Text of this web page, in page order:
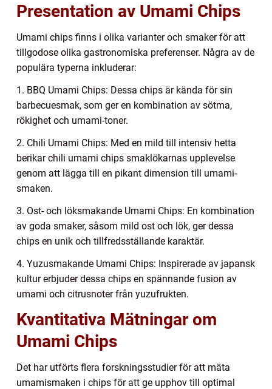
Presentation av Umami Chips
Umami chips finns i olika varianter och smaker för att
tillgodose olika gastronomiska preferenser. Några av de
populära typerna inkluderar:
1. BBQ Umami Chips: Dessa chips är kända för sin
barbecuesmak, som ger en kombination av sötma,
rökighet och umami-toner.
2. Chili Umami Chips: Med en mild till intensiv hetta
berikar chili umami chips smaklökarnas upplevelse
genom att lägga till en pikant dimension till umami-
smaken.
3. Ost- och löksmakande Umami Chips: En kombination
av goda smaker, såsom mild ost och lök, ger dessa
chips en unik och tillfredsställande karaktär.
4. Yuzusmakande Umami Chips: Inspirerade av japansk
kultur erbjuder dessa chips en spännande fusion av
umami och citrusnoter från yuzufrukten.
Kvantitativa Mätningar om
Umami Chips
Det har utförts flera forskningsstudier för att mäta
umamismaken i chips för att ge upphov till optimal